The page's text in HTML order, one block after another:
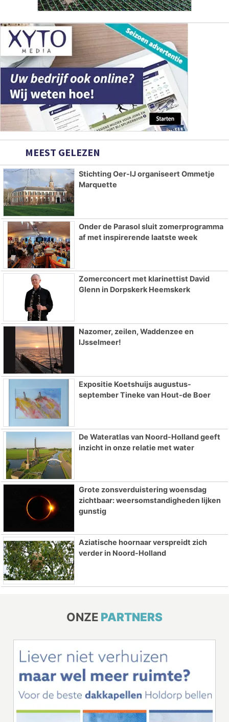
MEEST GELEZEN
Stichting Oer-IJ organiseert Ommetje
Marquette
Onder de Parasol sluit zomerprogramma
af met inspirerende laatste week
Zomerconcert met klarinettist David
Glenn in Dorpskerk Heemskerk
Nazomer, zeilen, Waddenzee en
IJsselmeer!
Expositie Koetshuijs augustus-
september Tineke van Hout-de Boer
De Wateratlas van Noord-Holland geeft
inzicht in onze relatie met water
Grote zonsverduistering woensdag
zichtbaar: weersomstandigheden lijken
gunstig
Aziatische hoornaar verspreidt zich
verder in Noord-Holland
ONZE PARTNERS